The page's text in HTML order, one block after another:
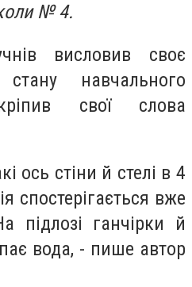
№ 4.
висловив своє
навчального
свої слова
ось стіни й стелі в 4
спостерігається вже
підлозі ганчірки й
вода, - пише автор